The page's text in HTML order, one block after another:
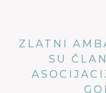
ZLATNI
SU